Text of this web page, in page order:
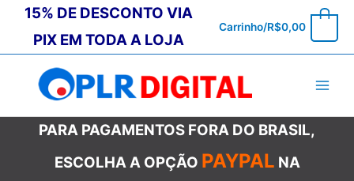
conteúdo
15% DE DESCONTO VIA
PIX EM TODA A LOJA
Carrinho/R$0,00
PARA PAGAMENTOS FORA DO BRASIL,
ESCOLHA A OPÇÃO PAYPAL NA